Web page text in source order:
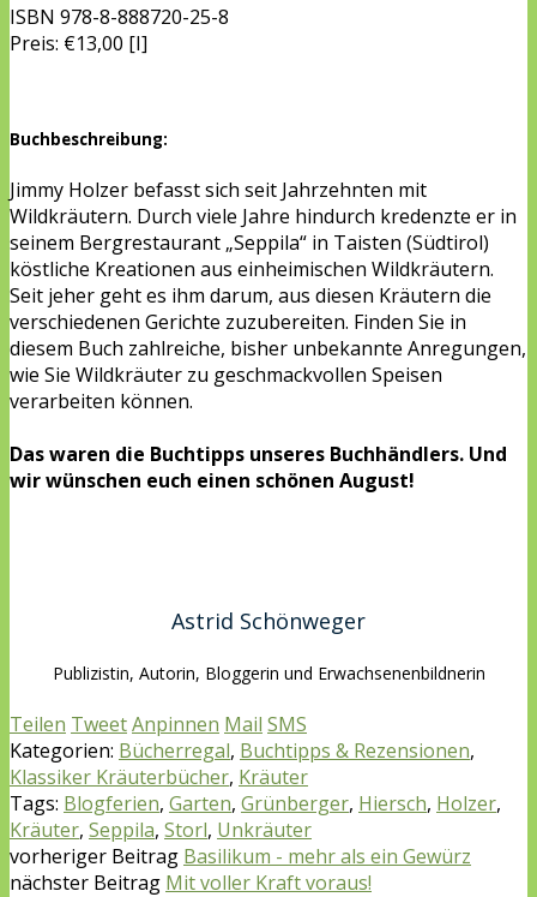
ISBN 978-8-888720-25-8
Preis: €13,00 [I]
Buchbeschreibung:
Jimmy Holzer befasst sich seit Jahrzehnten mit
Wildkräutern. Durch viele Jahre hindurch kredenzte er in
seinem Bergrestaurant „Seppila“ in Taisten (Südtirol)
köstliche Kreationen aus einheimischen Wildkräutern.
Seit jeher geht es ihm darum, aus diesen Kräutern die
verschiedenen Gerichte zuzubereiten. Finden Sie in
diesem Buch zahlreiche, bisher unbekannte Anregungen,
wie Sie Wildkräuter zu geschmackvollen Speisen
verarbeiten können.
Das waren die Buchtipps unseres Buchhändlers. Und
wir wünschen euch einen schönen August!
Astrid Schönweger
Publizistin, Autorin, Bloggerin und Erwachsenenbildnerin
Teilen TweetAnpinnen Mail SMS
Kategorien: Bücherregal, Buchtipps & Rezensionen,
Klassiker Kräuterbücher, Kräuter
Tags: Blogferien, Garten, Grünberger, Hiersch, Holzer,
Kräuter, Seppila, Storl, Unkräuter
vorheriger Beitrag Basilikum - mehr als ein Gewürz
nächster Beitrag Mit voller Kraft voraus!